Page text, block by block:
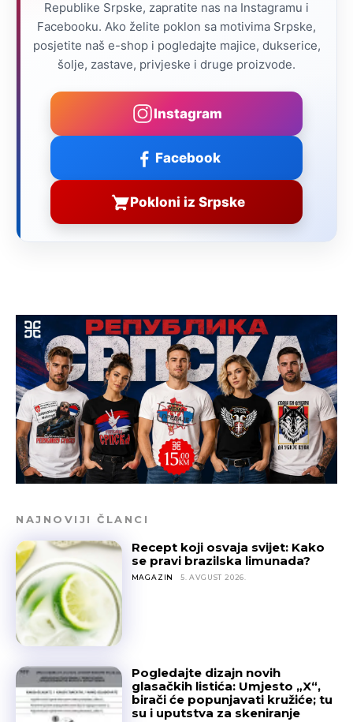
Republike Srpske, zapratite nas na Instagramu i
Facebooku. Ako želite poklon sa motivima Srpske,
posjetite naš e-shop i pogledajte majice, dukserice,
šolje, zastave, privjeske i druge proizvode.
Instagram
Facebook
Pokloni iz Srpske
NAJNOVIJI ČLANCI
Recept koji osvaja svijet: Kako
se pravi brazilska limunada?
MAGAZIN 5. AVGUST 2026.
Pogledajte dizajn novih
glasačkih listića: Umjesto „X“,
birači će popunjavati kružiće; tu
su i uputstva za skeniranje